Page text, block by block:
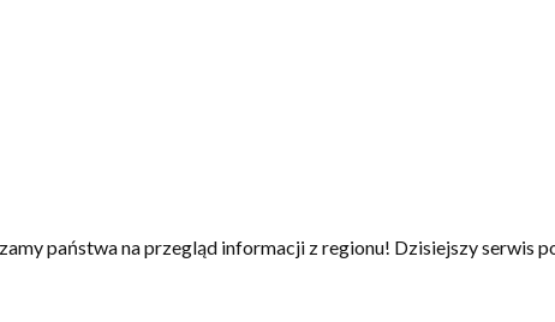
państwa na przegląd informacji z regionu! Dzisiejszy serwis